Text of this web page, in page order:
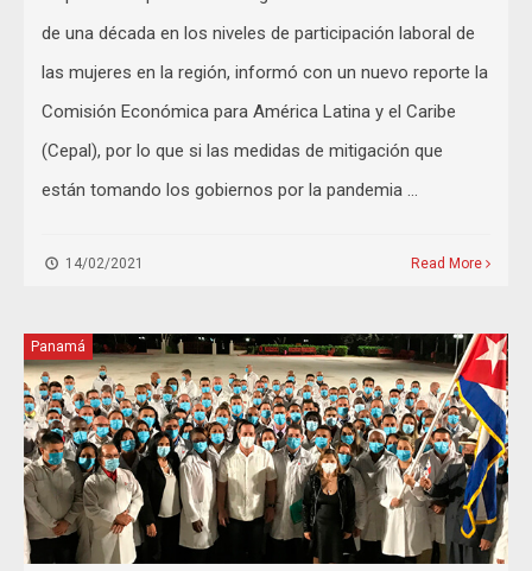
de una década en los niveles de participación laboral de
las mujeres en la región, informó con un nuevo reporte la
Comisión Económica para América Latina y el Caribe
(Cepal), por lo que si las medidas de mitigación que
están tomando los gobiernos por la pandemia …
14/02/2021 Read More
Panamá